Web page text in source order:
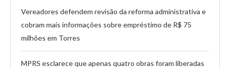
Vereadores defendem revisão da reforma administrativa e
cobram mais informações sobre empréstimo de R$ 75
milhões em Torres
MPRS esclarece que apenas quatro obras foram liberadas